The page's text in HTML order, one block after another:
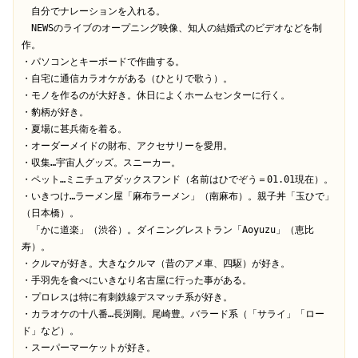
自分でナレーションを入れる。
NEWSのライブのオープニング映像、知人の結婚式のビデオなどを制
作。
・パソコンとキーボードで作曲する。
・自宅に通信カラオケがある（ひとりで歌う）。
・モノを作るのが大好き。休日によくホームセンターに行く。
・豹柄が好き。
・夏場に甚兵衛を着る。
・オーダーメイドの財布、アクセサリーを愛用。
・収集…宇宙人グッズ。スニーカー。
・ペット…ミニチュアダックスフンド（名前はひでぞう＝01.01現在）。
・いきつけ…ラーメン屋「麻布ラーメン」（南麻布）。親子丼「玉ひで」
（日本橋）。
「かに道楽」（渋谷）。ダイニングレストラン「Aoyuzu」（恵比
寿）。
・クルマが好き。大きなクルマ（昔のアメ車、四駆）が好き。
・手羽先を食べにいきなり名古屋に行った事がある。
・プロレスは特に有刺鉄線デスマッチ系が好き。
・カラオケの十八番…長渕剛。尾崎豊。バラード系（「サライ」「ロー
ド」など）。
・スーパーマーケットが好き。